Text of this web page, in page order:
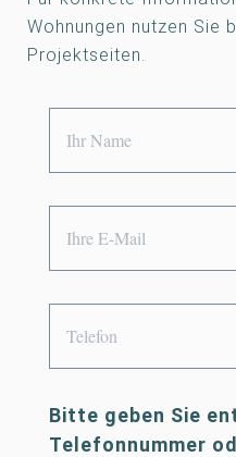
Wohnungen nutzen Sie
Projektseiten.
m
M
l
e
Bitte geben Sie
Telefonnummer